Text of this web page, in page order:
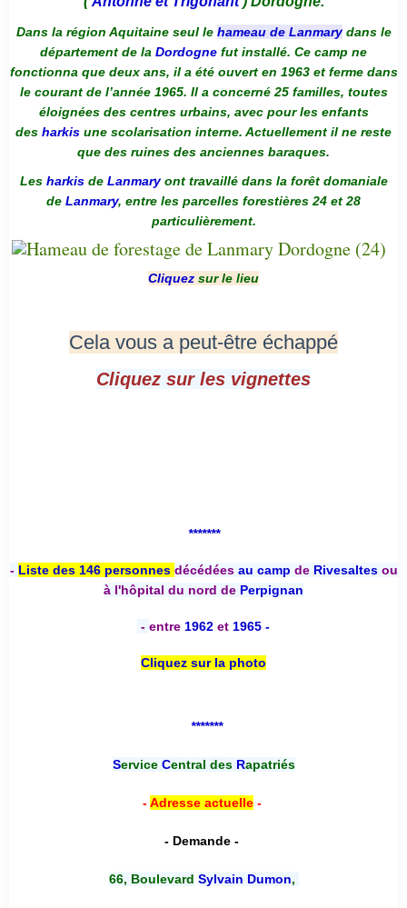
Dans la région Aquitaine seul le hameau de Lanmarydans le
département de la Dordogne fut installé. Ce camp ne
fonctionna que deux ans, il a été ouvert en 1963 et ferme dans
le courant de l’année 1965. Il a concerné 25 familles, toutes
éloignées des centres urbains, avec pour les enfants
des harkis une scolarisation interne. Actuellement il ne reste
que des ruines des anciennes baraques.
Les harkis de Lanmaryont travaillé dans la forêt domaniale
de Lanmary, entre les parcelles forestières 24 et 28
particulièrement.
Cliquez sur le lieu
Cela vous a peut-être échappé
Cliquez sur les vignettes
*******
- Liste des 146 personnes décédées au camp deRivesaltesou
à l'hôpital du nord de Perpignan
- entre 1962 et 1965 -
Cliquez sur la photo
*******
Service Central desRapatriés
-Adresse actuelle-
- Demande -
66, Boulevard Sylvain Dumon,